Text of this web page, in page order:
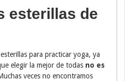
esterillas de
para practicar yoga, ya
elegir la mejor de todas no es
veces no encontramos